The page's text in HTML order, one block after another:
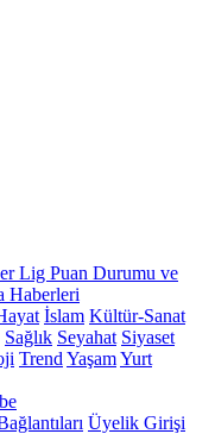
Lig Puan Durumu ve
Haberleri
İslam Kültür-Sanat
Sağlık Seyahat Siyaset
Trend YaşamYurt
Üyelik Girişi